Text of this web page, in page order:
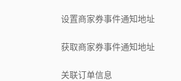
设置商家券事件通知地址
获取商家券事件通知地址
关联订单信息